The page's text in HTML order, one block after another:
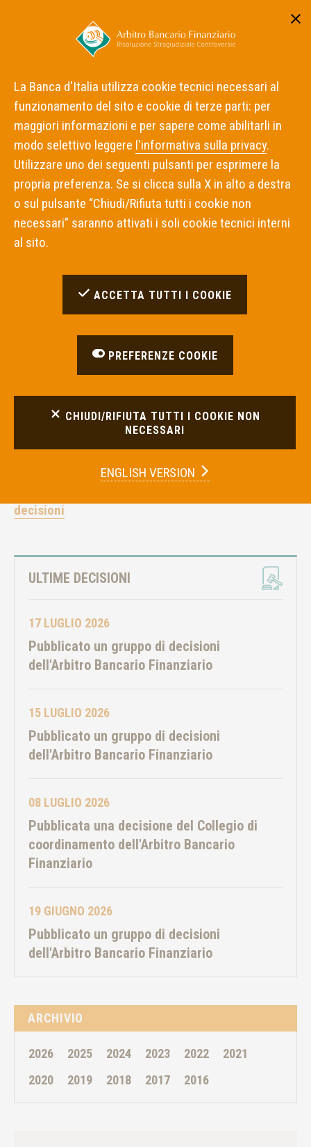
Home
Notizie
Pubblicato un gruppo di decisioni dell'Arbitro Bancario
Finanziario
DECISIONI 28 MAGGIO 2026
Pubblicato un gruppo di
decisioni dell'Arbitro
Bancario Finanziario
decisioni
ULTIME DECISIONI
17 LUGLIO 2026
Pubblicato un gruppo di decisioni
dell'Arbitro Bancario Finanziario
15 LUGLIO 2026
Pubblicato un gruppo di decisioni
dell'Arbitro Bancario Finanziario
08 LUGLIO 2026
Pubblicata una decisione del Collegio di
coordinamento dell'Arbitro Bancario
Finanziario
19 GIUGNO 2026
Pubblicato un gruppo di decisioni
dell'Arbitro Bancario Finanziario
ARCHIVIO
2026 2025 2024 2023 2022
2021
2020
2019 2018 2017 2016
La Banca d'Italia utilizza cookie tecnici necessari al
funzionamento del sito e cookie di terze parti: per
maggiori informazioni e per sapere come abilitarli in
modo selettivo leggere l'informativa sulla privacy.
Utilizzare uno dei seguenti pulsanti per esprimere la
propria preferenza. Se si clicca sulla X in alto a destra
o sul pulsante “Chiudi/Rifiuta tutti i cookie non
necessari” saranno attivati i soli cookie tecnici interni
al sito.
ACCETTA TUTTI I COOKIE
PREFERENZE COOKIE
CHIUDI/RIFIUTA TUTTI I COOKIE NON
NECESSARI
ENGLISH VERSION